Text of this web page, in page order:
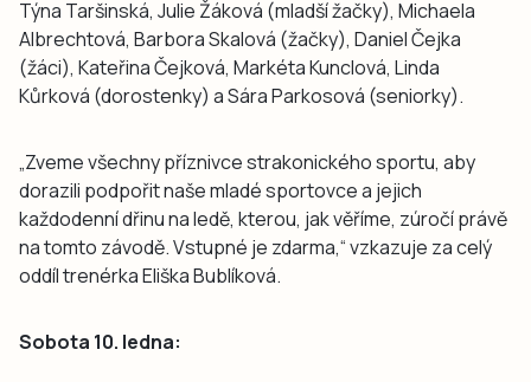
Týna Taršinská, Julie Žáková (mladší žačky), Michaela
Albrechtová, Barbora Skalová (žačky), Daniel Čejka
(žáci), Kateřina Čejková, Markéta Kunclová, Linda
Kůrková (dorostenky) a Sára Parkosová (seniorky).
„Zveme všechny příznivce strakonického sportu, aby
dorazili podpořit naše mladé sportovce a jejich
každodenní dřinu na ledě, kterou, jak věříme, zúročí právě
na tomto závodě. Vstupné je zdarma,“ vzkazuje za celý
oddíl trenérka Eliška Bublíková.
Sobota 10. ledna: